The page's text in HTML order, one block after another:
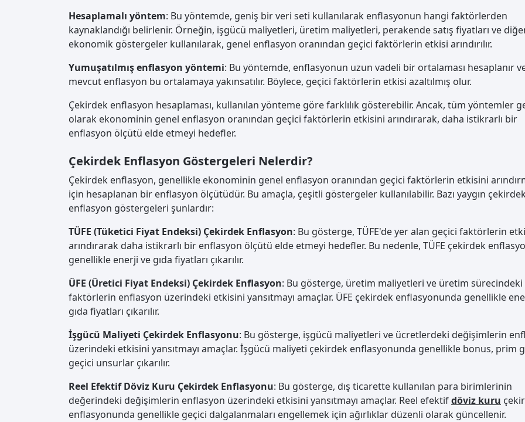
Hesaplamalı yöntem: Bu yöntemde, geniş bir veri seti kullanılarak enflasyonun hangi faktörlerden
kaynaklandığı belirlenir. Örneğin, işgücü maliyetleri, üretim maliyetleri, perakende satış fiyatları ve
ekonomik göstergeler kullanılarak, genel enflasyon oranından geçici faktörlerin etkisi arındırılır.
Yumuşatılmış enflasyon yöntemi: Bu yöntemde, enflasyonun uzun vadeli bir ortalaması hesaplanır
mevcut enflasyon bu ortalamaya yakınsatılır. Böylece, geçici faktörlerin etkisi azaltılmış olur.
Çekirdek enflasyon hesaplaması, kullanılan yönteme göre farklılık gösterebilir. Ancak, tüm yöntemler
olarak ekonominin genel enflasyon oranından geçici faktörlerin etkisini arındırarak, daha istikrarlı bir
enflasyon ölçütü elde etmeyi hedefler.
Çekirdek Enflasyon Göstergeleri Nelerdir?
Çekirdek enflasyon, genellikle ekonominin genel enflasyon oranından geçici faktörlerin etkisini
için hesaplanan bir enflasyon ölçütüdür. Bu amaçla, çeşitli göstergeler kullanılabilir. Bazı yaygın
enflasyon göstergeleri şunlardır:
TÜFE (Tüketici Fiyat Endeksi) Çekirdek Enflasyon: Bu gösterge, TÜFE'de yer alan geçici faktörlerin
arındırarak daha istikrarlı bir enflasyon ölçütü elde etmeyi hedefler. Bu nedenle, TÜFE çekirdek
genellikle enerji ve gıda fiyatları çıkarılır.
ÜFE (Üretici Fiyat Endeksi) Çekirdek Enflasyon: Bu gösterge, üretim maliyetleri ve üretim
faktörlerin enflasyon üzerindeki etkisini yansıtmayı amaçlar. ÜFE çekirdek enflasyonunda genellikle
gıda fiyatları çıkarılır.
İşgücü Maliyeti Çekirdek Enflasyonu: Bu gösterge, işgücü maliyetleri ve ücretlerdeki değişimlerin
üzerindeki etkisini yansıtmayı amaçlar. İşgücü maliyeti çekirdek enflasyonunda genellikle bonus, prim
geçici unsurlar çıkarılır.
Reel Efektif Döviz Kuru Çekirdek Enflasyonu: Bu gösterge, dış ticarette kullanılan para birimlerinin
değerindeki değişimlerin enflasyon üzerindeki etkisini yansıtmayı amaçlar. Reel efektifdöviz kuru
enflasyonunda genellikle geçici dalgalanmaları engellemek için ağırlıklar düzenli olarak güncellenir.